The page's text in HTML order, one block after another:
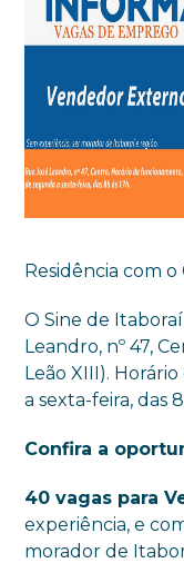
Residência com o
O Sine de
Leandro, nº 47,
Leão XIII).
a sexta-feira, das
Confira a
40 vagas para
experiência, e
morador de